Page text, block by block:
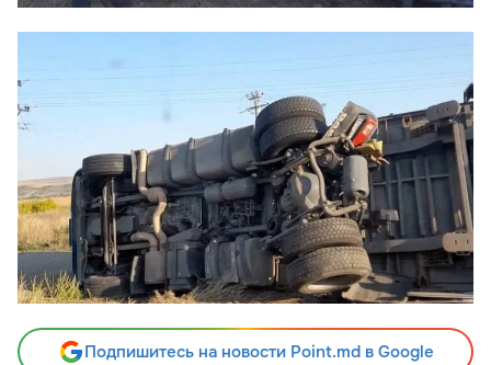
Подпишитесь на новости Point.md в Google